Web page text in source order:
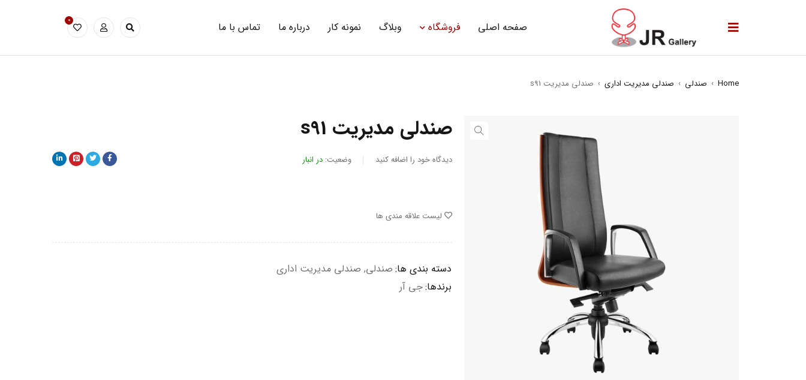
صفحه اصلی فروشگاه وبلاگ نمونه کار درباره ما تماس با ما 0
Home
› صندلی › صندلی مدیریت اداری › صندلی مدیریت s91
صندلی مدیریت s91
دیدگاه خود را اضافه کنید وضعیت: در انبار
لیست علاقه مندی ها
دسته بندی ها: صندلی, صندلی مدیریت اداری
برندها:جی آر